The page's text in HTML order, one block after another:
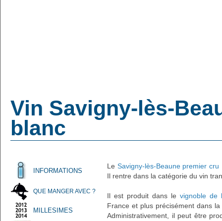
Vin Savigny-lès-
blanc
INFORMATIONS
QUE MANGER AVEC ?
MILLESIMES
Le Savigny-lès-Beaune premier cru
Il rentre dans la catégorie du vin
Il est produit dans le vignoble de
France et plus précisément dans la
Administrativement, il peut être